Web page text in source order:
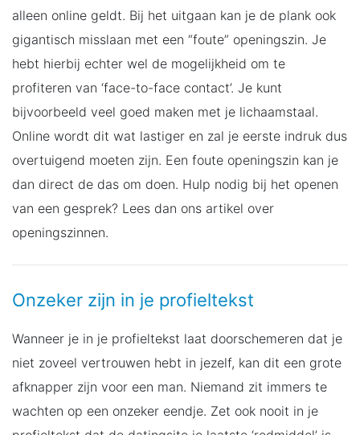
alleen online geldt. Bij het uitgaan kan je de plank ook
gigantisch misslaan met een “foute” openingszin. Je
hebt hierbij echter wel de mogelijkheid om te
profiteren van ‘face-to-face contact’. Je kunt
bijvoorbeeld veel goed maken met je lichaamstaal.
Online wordt dit wat lastiger en zal je eerste indruk dus
overtuigend moeten zijn. Een foute openingszin kan je
dan direct de das om doen. Hulp nodig bij het openen
van een gesprek? Lees dan ons artikel over
openingszinnen.
Onzeker zijn in je profieltekst
Wanneer je in je profieltekst laat doorschemeren dat je
niet zoveel vertrouwen hebt in jezelf, kan dit een grote
afknapper zijn voor een man. Niemand zit immers te
wachten op een onzeker eendje. Zet ook nooit in je